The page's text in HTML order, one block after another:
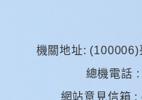
機關地址:
總機電話
網站意見信箱 :